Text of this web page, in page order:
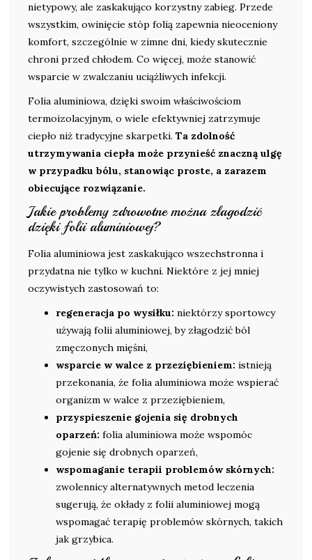
nietypowy, ale zaskakująco korzystny zabieg. Przede
wszystkim, owinięcie stóp folią zapewnia nieoceniony
komfort, szczególnie w zimne dni, kiedy skutecznie
chroni przed chłodem. Co więcej, może stanowić
wsparcie w zwalczaniu uciążliwych infekcji.
Folia aluminiowa, dzięki swoim właściwościom
termoizolacyjnym, o wiele efektywniej zatrzymuje
ciepło niż tradycyjne skarpetki. Ta zdolność
utrzymywania ciepła może przynieść znaczną ulgę
w przypadku bólu, stanowiąc proste, a zarazem
obiecujące rozwiązanie.
Jakie problemy zdrowotne można złagodzić
dzięki folii aluminiowej?
Folia aluminiowa jest zaskakująco wszechstronna i
przydatna nie tylko w kuchni. Niektóre z jej mniej
oczywistych zastosowań to:
regeneracja po wysiłku: niektórzy sportowcy
używają folii aluminiowej, by złagodzić ból
zmęczonych mięśni,
wsparcie w walce z przeziębieniem: istnieją
przekonania, że folia aluminiowa może wspierać
organizm w walce z przeziębieniem,
przyspieszenie gojenia się drobnych
oparzeń: folia aluminiowa może wspomóc
gojenie się drobnych oparzeń,
wspomaganie terapii problemów skórnych:
zwolennicy alternatywnych metod leczenia
sugerują, że okłady z folii aluminiowej mogą
wspomagać terapię problemów skórnych, takich
jak grzybica.